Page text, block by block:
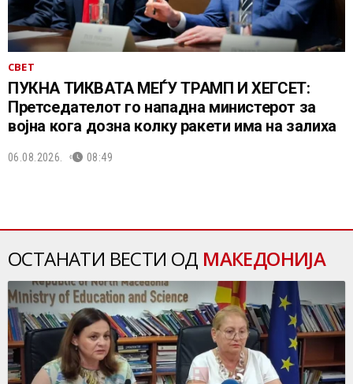
СВЕТ
ПУКНА ТИКВАТА МЕЃУ ТРАМП И ХЕГСЕТ:
Претседателот го нападна министерот за
војна кога дозна колку ракети има на залиха
06.08.2026. 08:49
ОСТАНАТИ ВЕСТИ ОД МАКЕДОНИЈА